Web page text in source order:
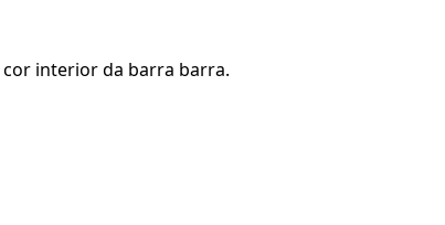
interior da barra barra.